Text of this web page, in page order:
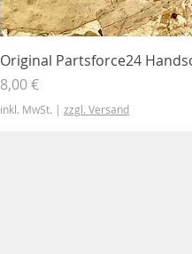
Original Partsforce24
Preis
8,00 €
inkl. MwSt. | zzgl. Versand